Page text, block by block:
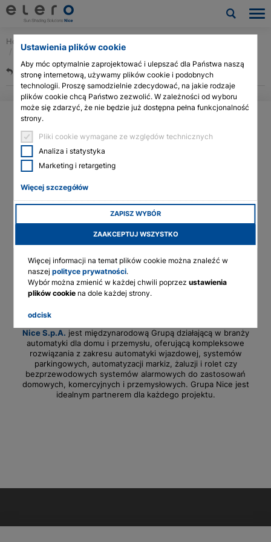
Ustawienia plików cookie
Aby móc optymalnie zaprojektować i ulepszać dla Państwa naszą
stronę internetową, używamy plików cookie i podobnych
technologii. Proszę samodzielnie zdecydować, na jakie rodzaje
plików cookie chcą Państwo zezwolić. W zależności od wyboru
może się zdarzyć, że nie będzie już dostępna pełna funkcjonalność
strony.
Pliki cookie wymagane ze względów technicznych
Analiza i statystyka
Marketing i retargeting
Więcej szczegółów
ZAPISZ WYBÓR
ZAAKCEPTUJ WSZYSTKO
Więcej informacji na temat plików cookie można znaleźć w
naszejpolityce prywatności.
Wybór można zmienić w każdej chwili poprzezustawienia
plików cookie na dole każdej strony.
odcisk
Produkty
Zastosowania
Aktualności i publikacje
Firma
Architects & planners
Technologia siłowników linearnych
English
Francais
Polski
Home
Inne programy
Powrót do przeglądu
Drugi oddział firmy elero GmbH ma swoją siedzibę Pößneck w
Turyngii.Technologia siłowników liniowych– jest
zaangażowana w rozwój i produkcję elektrycznych siłowników
liniowych dla budownictwa fasadowego, zastosowań
przemysłowych oraz zarządzania oświetleniem naturalnym.
Nice S.p.A. jest międzynarodową Grupą działającą w branży
automatyki dla domu i przemysłu, oferującą kompleksowe
rozwiązania z zakresu automatyki wjazdowej, systemów
parkingowych, automatyzacji markiz, żaluzji i rolet czy
bezprzewodowych systemów alarmowych do zastosowań
domowych, komercyjnych i przemysłowych. Grupa Nice jest
idealnym partnerem dla każdego projektu.